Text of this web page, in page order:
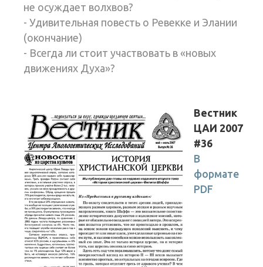
не осуж­дает волхвов?
- Удивительная повесть о Ревекке и Элании
(окончание)
- Всегда ли стоит участвовать в «новых
движениях Духа»?
Вестник
ЦАИ 2007
#36
В
формате
PDF